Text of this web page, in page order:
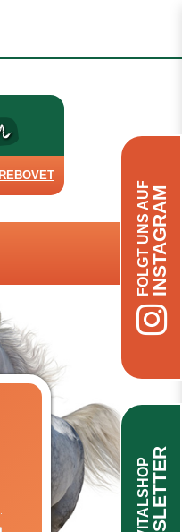
REBOVET
FOLGT UNS AUFINSTAGRAM